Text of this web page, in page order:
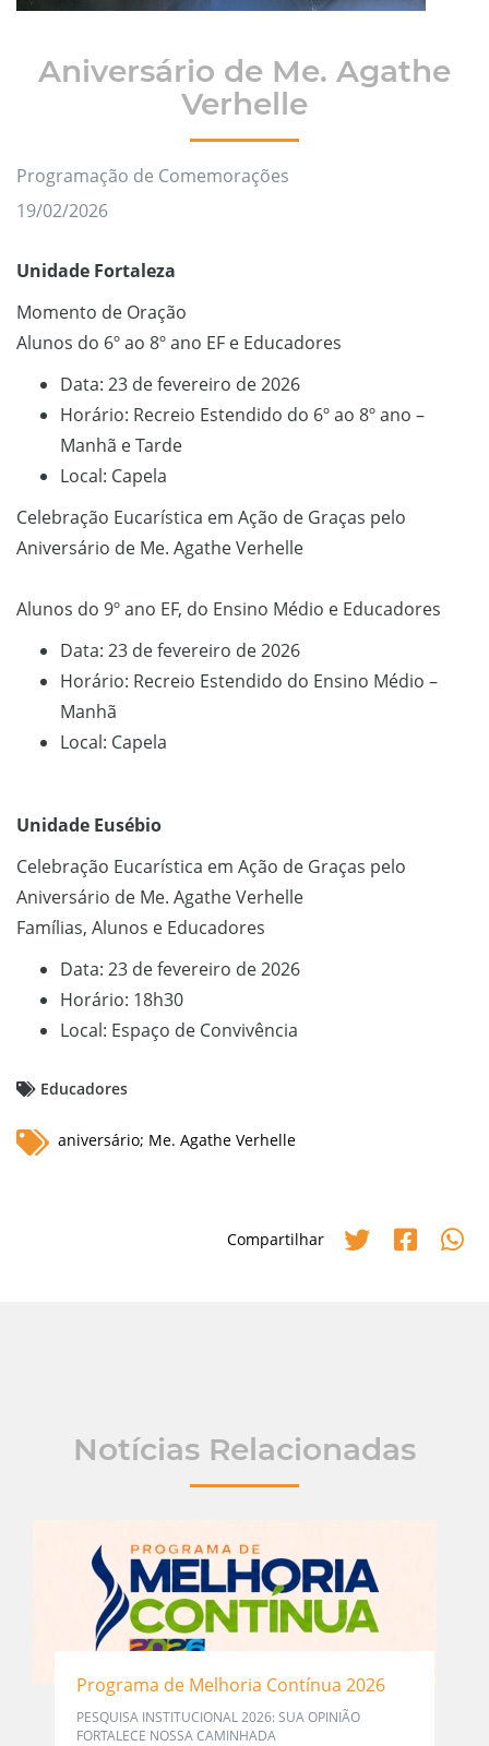
Aniversário de Me. Agathe
Verhelle
Programação de Comemorações
19/02/2026
Unidade Fortaleza
Momento de Oração
Alunos do 6º ao 8º ano EF e Educadores
Data: 23 de fevereiro de 2026
Horário: Recreio Estendido do 6º ao 8º ano –
Manhã e Tarde
Local: Capela
Celebração Eucarística em Ação de Graças pelo
Aniversário de Me. Agathe Verhelle
Alunos do 9º ano EF, do Ensino Médio e Educadores
Data: 23 de fevereiro de 2026
Horário: Recreio Estendido do Ensino Médio –
Manhã
Local: Capela
Unidade Eusébio
Celebração Eucarística em Ação de Graças pelo
Aniversário de Me. Agathe Verhelle
Famílias, Alunos e Educadores
Data: 23 de fevereiro de 2026
Horário: 18h30
Local: Espaço de Convivência
Educadores
aniversário; Me. Agathe Verhelle
Compartilhar
Notícias Relacionadas
Programa de Melhoria Contínua 2026
PESQUISA INSTITUCIONAL 2026: SUA OPINIÃO
FORTALECE NOSSA CAMINHADA